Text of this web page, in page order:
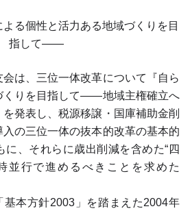
る個性と活力ある地域づくりを目
指して――
は、三位一体改革について『自ら
くりを目指して――地域主権確立へ
発表し、税源移譲・国庫補助金削
の三位一体の抜本的改革の基本的
に、それらに歳出削減を含めた“四
並行で進めるべきことを求めた
本方針2003」を踏まえた2004年